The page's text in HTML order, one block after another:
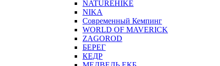
NATUREHIKE
NIKA
Современный Кемпинг
WORLD OF MAVERICK
ZAGOROD
БЕРЕГ
КЕДР